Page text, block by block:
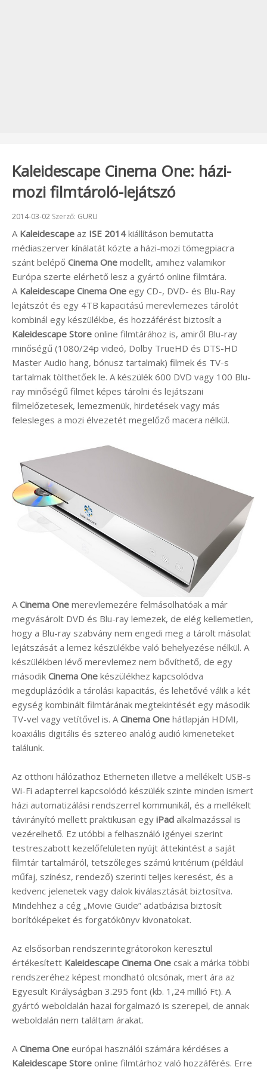
Kaleidescape Cinema One: házi-
mozi filmtároló-lejátszó
Beküldve:
2014-03-02 Szerző: GURU
A Kaleidescape az ISE 2014kiállításon bemutatta
médiaszerver kínálatát közte a házi-mozi tömegpiacra
szánt belépő Cinema One modellt, amihez valamikor
Európa szerte elérhető lesz a gyártó online filmtára.
A Kaleidescape Cinema One egy CD-, DVD- és Blu-Ray
lejátszót és egy 4TB kapacitású merevlemezes tárolót
kombinál egy készülékbe, és hozzáférést biztosít a
Kaleidescape Store online filmtárához is, amiről Blu-ray
minőségű (1080/24p videó, Dolby TrueHD és DTS-HD
Master Audio hang, bónusz tartalmak) filmek és TV-s
tartalmak tölthetőek le. A készülék 600 DVD vagy 100 Blu-
ray minőségű filmet képes tárolni és lejátszani
filmelőzetesek, lemezmenük, hirdetések vagy más
felesleges a mozi élvezetét megelőző macera nélkül.
A Cinema One merevlemezére felmásolhatóak a már
megvásárolt DVD és Blu-ray lemezek, de elég kellemetlen,
hogy a Blu-ray szabvány nem engedi meg a tárolt másolat
lejátszását a lemez készülékbe való behelyezése nélkül. A
készülékben lévő merevlemez nem bővíthető, de egy
második Cinema One készülékhez kapcsolódva
megduplázódik a tárolási kapacitás, és lehetővé válik a két
egység kombinált filmtárának megtekintését egy második
TV-vel vagy vetítővel is. A Cinema One hátlapján HDMI,
koaxiális digitális és sztereo analóg audió kimeneteket
találunk.
Az otthoni hálózathoz Etherneten illetve a mellékelt USB-s
Wi-Fi adapterrel kapcsolódó készülék szinte minden ismert
házi automatizálási rendszerrel kommunikál, és a mellékelt
távirányító mellett praktikusan egy iPad alkalmazással is
vezérelhető. Ez utóbbi a felhasználó igényei szerint
testreszabott kezelőfelületen nyújt áttekintést a saját
filmtár tartalmáról, tetszőleges számú kritérium (például
műfaj, színész, rendező) szerinti teljes keresést, és a
kedvenc jelenetek vagy dalok kiválasztását biztosítva.
Mindehhez a cég „Movie Guide” adatbázisa biztosít
borítóképeket és forgatókönyv kivonatokat.
Az elsősorban rendszerintegrátorokon keresztül
értékesített Kaleidescape Cinema One csak a márka többi
rendszeréhez képest mondható olcsónak, mert ára az
Egyesült Királyságban 3.295 font (kb. 1,24 millió Ft). A
gyártó weboldalán hazai forgalmazó is szerepel, de annak
weboldalán nem találtam árakat.
A Cinema One európai használói számára kérdéses a
Kaleidescape Store online filmtárhoz való hozzáférés. Erre